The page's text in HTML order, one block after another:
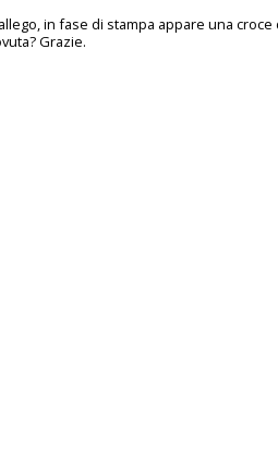
in fase di stampa appare una
Grazie.